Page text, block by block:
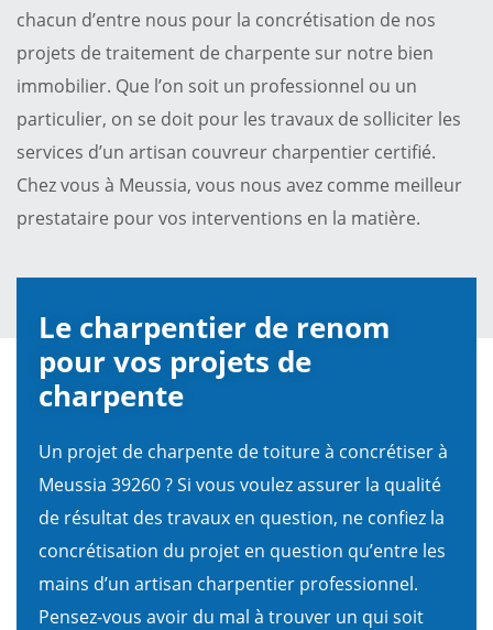
chacun d’entre nous pour la concrétisation de nos
projets de traitement de charpente sur notre bien
immobilier. Que l’on soit un professionnel ou un
particulier, on se doit pour les travaux de solliciter les
services d’un artisan couvreur charpentier certifié.
Chez vous à Meussia, vous nous avez comme meilleur
prestataire pour vos interventions en la matière.
Le charpentier de renom
pour vos projets de
charpente
Un projet de charpente de toiture à concrétiser à
Meussia 39260 ? Si vous voulez assurer la qualité
de résultat des travaux en question, ne confiez la
concrétisation du projet en question qu’entre les
mains d’un artisan charpentier professionnel.
Pensez-vous avoir du mal à trouver un qui soit